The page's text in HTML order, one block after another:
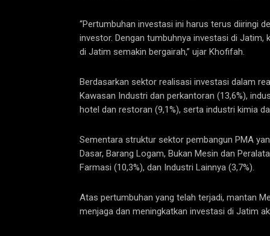
“Pertumbuhan investasi ini harus terus diiringi
investor. Dengan tumbuhnya investasi di
di Jatim semakin bergairah,” ujar Khofifah.
Berdasarkan sektor realisasi investasi dalam
Kawasan Industri dan perkantoran (13,6%),
hotel dan restoran (9,1%), serta industri kimia
Sementara struktur sektor pembangun PMA
Dasar, Barang Logam, Bukan Mesin dan
Farmasi (10,3%), dan Industri Lainnya (3,7%).
Atas pertumbuhan yang telah terjadi, mantan
menjaga dan meningkatkan investasi di Jatim